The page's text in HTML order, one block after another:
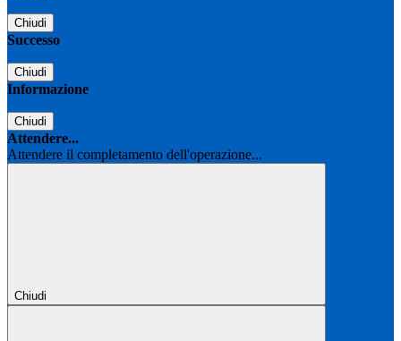
Chiudi
Successo
Chiudi
Informazione
Chiudi
Attendere...
Attendere il completamento dell'operazione...
Chiudi